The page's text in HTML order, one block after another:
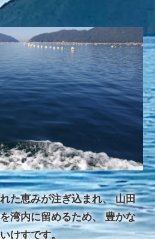
た恵みが注ぎ込まれ、山田
湾内に留めるため、豊かな
けすです。